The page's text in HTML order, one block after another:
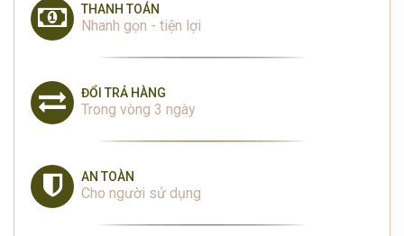
THANH TOÁN
Nhanh gọn - tiện lợi
ĐỔI TRẢ HÀNG
Trong vòng 3 ngày
AN TOÀN
Cho người sử dụng